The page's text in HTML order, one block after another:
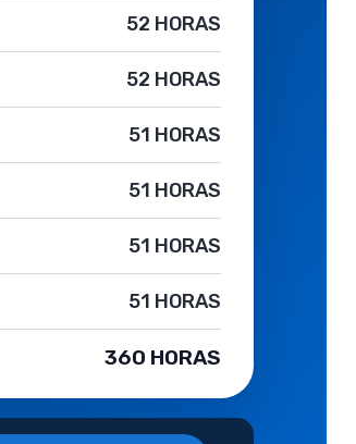
52 HORAS
52 HORAS
51 HORAS
51 HORAS
51 HORAS
51 HORAS
360 HORAS